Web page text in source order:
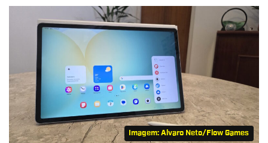
Imagem: Alvaro Neto/Flow Games